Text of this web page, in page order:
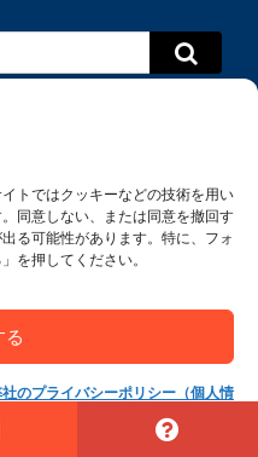
トではクッキーなどの技術を用い
同意しない、または同意を撤回す
る可能性があります。特に、フォ
を押してください。
る
のプライバシーポリシー（個人情
護方針）
SRS Guide Center. All
ー